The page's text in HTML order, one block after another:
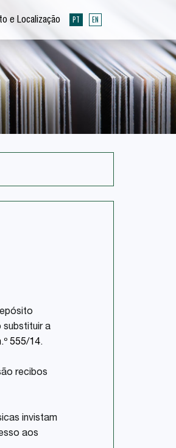
e Localização PT EN
substituir a
555/14.
recibos
invistam
aos